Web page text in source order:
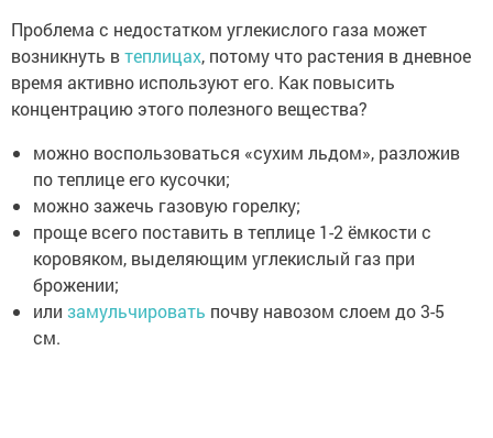
Проблема с недостатком углекислого газа может
возникнуть втеплицах, потому что растения в дневное
время активно используют его. Как повысить
концентрацию этого полезного вещества?
можно воспользоваться «сухим льдом», разложив
по теплице его кусочки;
можно зажечь газовую горелку;
проще всего поставить в теплице 1-2 ёмкости с
коровяком, выделяющим углекислый газ при
брожении;
или замульчировать почву навозом слоем до 3-5
см.